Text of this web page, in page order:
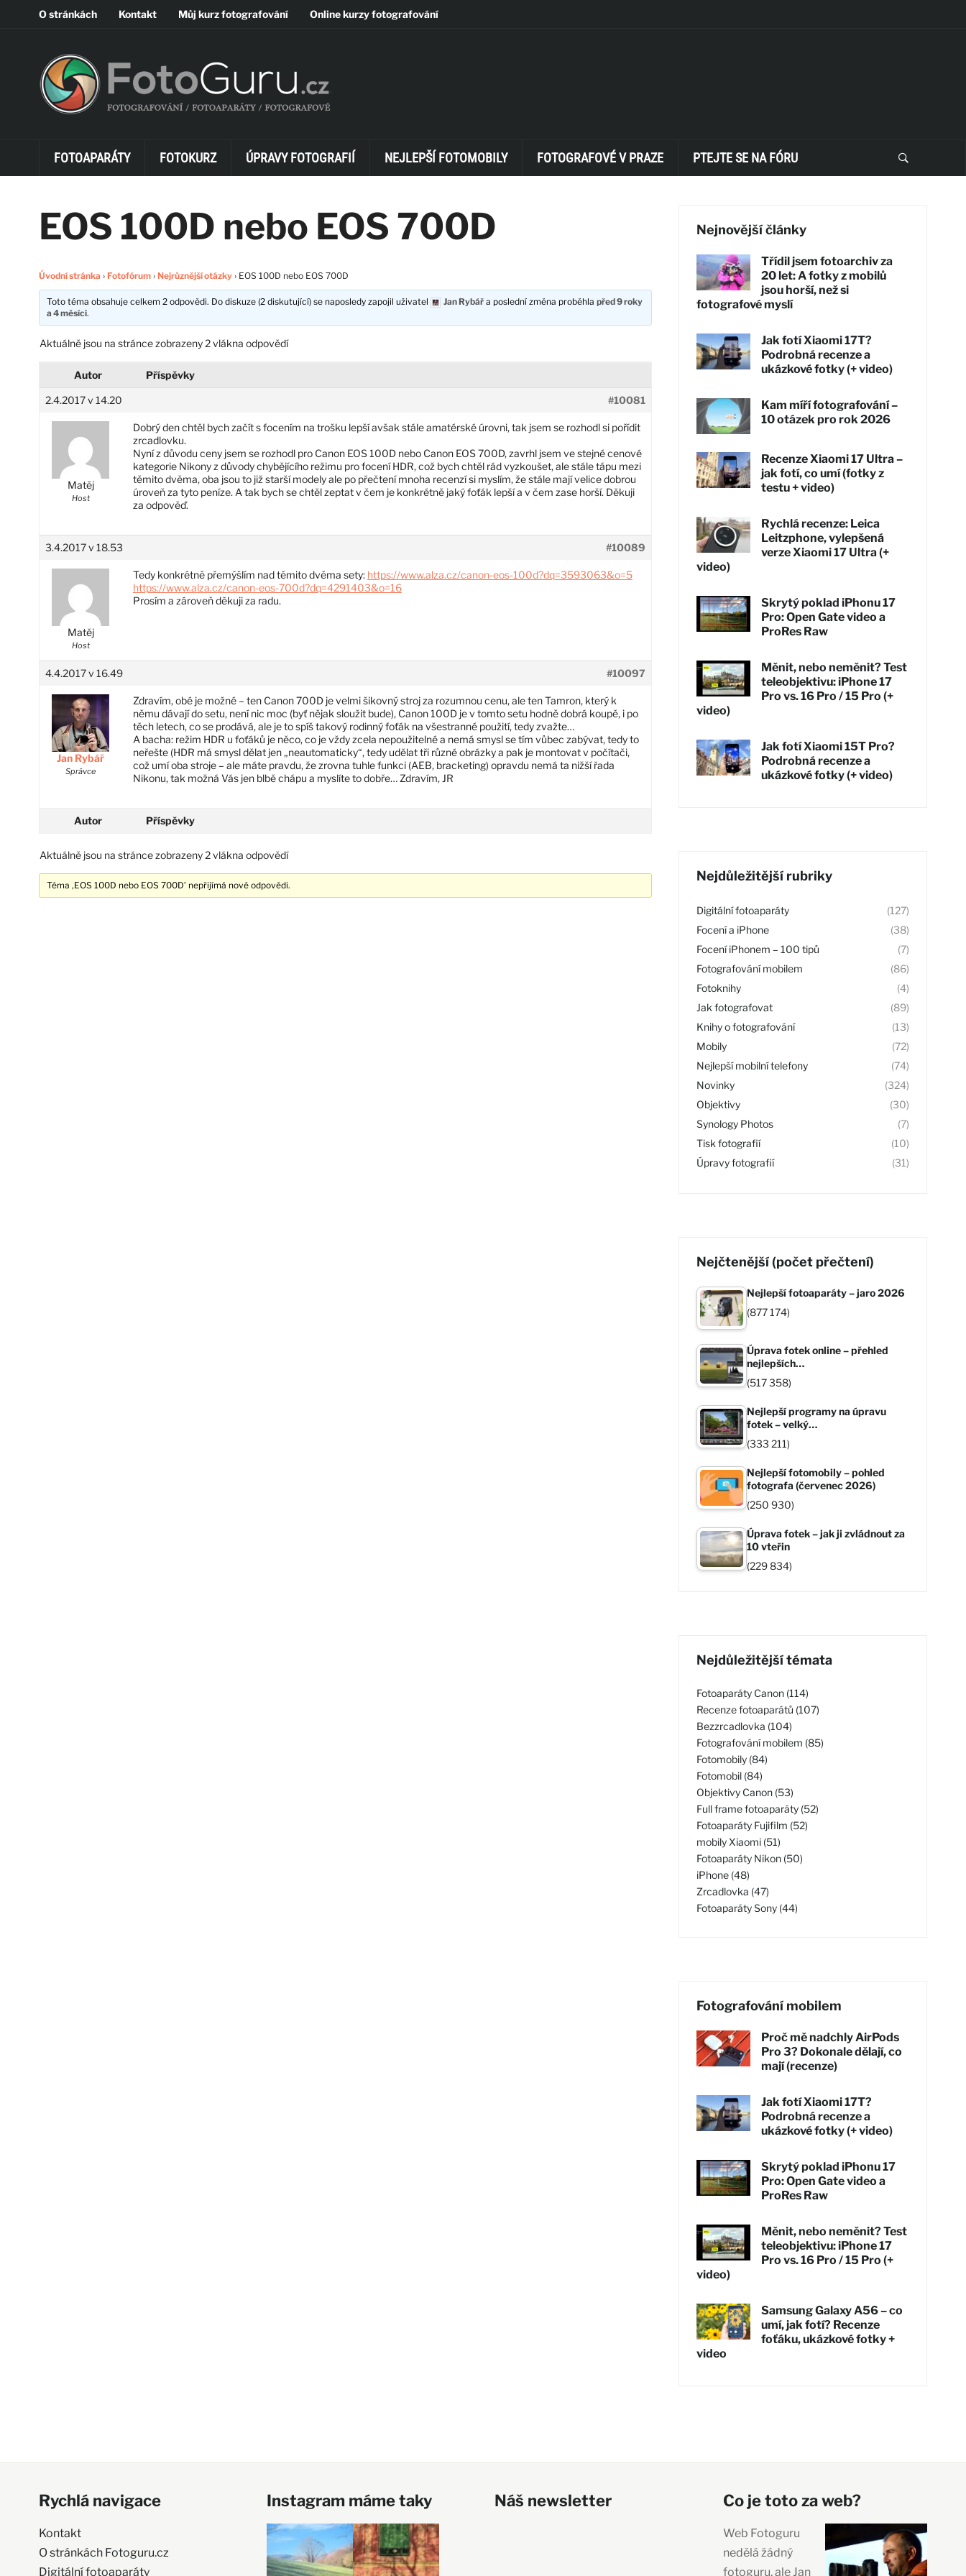
O stránkách Kontakt Můj kurz fotografování Online kurzy fotografování
FOTOAPARÁTY FOTOKURZ ÚPRAVY FOTOGRAFIÍ NEJLEPŠÍ FOTOMOBILY FOTOGRAFOVÉ V PRAZE PTEJTE SE NA FÓRU
EOS 100D nebo EOS 700D
Úvodní stránka › Fotofórum › Nejrůznější otázky › EOS 100D nebo EOS 700D
Toto téma obsahuje celkem 2 odpovědi. Do diskuze (2 diskutující) se naposledy zapojil uživatel Jan Rybář a poslední změna proběhlapřed 9 roky
a 4 měsíci.
Aktuálně jsou na stránce zobrazeny 2 vlákna odpovědí
Autor Příspěvky
2.4.2017 v 14.20 #10081
Matěj
Host
Dobrý den chtěl bych začít s focením na trošku lepší avšak stále amatérské úrovni, tak jsem se rozhodl si pořídit
zrcadlovku.
Nyní z důvodu ceny jsem se rozhodl pro Canon EOS 100D nebo Canon EOS 700D, zavrhl jsem ve stejné cenové
kategorie Nikony z důvody chybějícího režimu pro focení HDR, což bych chtěl rád vyzkoušet, ale stále tápu mezi
těmito dvěma, oba jsou to již starší modely ale po přečtení mnoha recenzí si myslím, že stále mají velice dobrou
úroveň za tyto peníze. A tak bych se chtěl zeptat v čem je konkrétně jaký foťák lepší a v čem zase horší. Děkuji
za odpověď.
3.4.2017 v 18.53 #10089
Matěj
Host
Tedy konkrétně přemýšlím nad těmito dvěma sety: https://www.alza.cz/canon-eos-100d?dq=3593063&o=5
https://www.alza.cz/canon-eos-700d?dq=4291403&o=16
Prosím a zároveň děkuji za radu.
4.4.2017 v 16.49 #10097
Jan Rybář
Správce
Zdravím, obé je možné – ten Canon 700D je velmi šikovný stroj za rozumnou cenu, ale ten Tamron, který k
němu dávají do setu, není nic moc (byť nějak sloužit bude), Canon 100D je v tomto setu hodně dobrá koupě, i po
těch letech, co se prodává, ale je to spíš takový rodinný foťák na všestranné použití, tedy zvažte…
A bacha: režim HDR u foťáků je něco, co je vždy zcela nepoužitelné a nemá smysl se tím vůbec zabývat, tedy to
neřešte (HDR má smysl dělat jen „neautomaticky“, tedy udělat tři různé obrázky a pak je montovat v počítači,
což umí oba stroje – ale máte pravdu, že zrovna tuhle funkci (AEB, bracketing) opravdu nemá ta nižší řada
Nikonu, tak možná Vás jen blbě chápu a myslíte to dobře… Zdravím, JR
Autor Příspěvky
Aktuálně jsou na stránce zobrazeny 2 vlákna odpovědí
Téma ‚EOS 100D nebo EOS 700D’ nepřijímá nové odpovědi.
Nejnovější články
Třídil jsem fotoarchiv za
20 let: A fotky z mobilů
jsou horší, než si
fotografové myslí
Jak fotí Xiaomi 17T?
Podrobná recenze a
ukázkové fotky (+ video)
Kam míří fotografování –
10 otázek pro rok 2026
Recenze Xiaomi 17 Ultra –
jak fotí, co umí (fotky z
testu + video)
Rychlá recenze: Leica
Leitzphone, vylepšená
verze Xiaomi 17 Ultra (+
video)
Skrytý poklad iPhonu 17
Pro: Open Gate video a
ProRes Raw
Měnit, nebo neměnit? Test
teleobjektivu: iPhone 17
Pro vs. 16 Pro / 15 Pro (+
video)
Jak fotí Xiaomi 15T Pro?
Podrobná recenze a
ukázkové fotky (+ video)
Nejdůležitější rubriky
Digitální fotoaparáty
(127)
Focení a iPhone
(38)
Focení iPhonem – 100 tipů
(7)
Fotografování mobilem
(86)
Fotoknihy
(4)
Jak fotografovat
(89)
Knihy o fotografování
(13)
Mobily
(72)
Nejlepší mobilní telefony
(74)
Novinky
(324)
Objektivy
(30)
Synology Photos
(7)
Tisk fotografií
(10)
Úpravy fotografií
(31)
Nejčtenější (počet přečtení)
Nejlepší fotoaparáty – jaro 2026
(877 174)
Úprava fotek online – přehled
nejlepších…
(517 358)
Nejlepší programy na úpravu
fotek – velký…
(333 211)
Nejlepší fotomobily – pohled
fotografa (červenec 2026)
(250 930)
Úprava fotek – jak ji zvládnout za
10 vteřin
(229 834)
Nejdůležitější témata
Fotoaparáty Canon (114)
Recenze fotoaparátů (107)
Bezzrcadlovka (104)
Fotografování mobilem (85)
Fotomobily (84)
Fotomobil (84)
Objektivy Canon (53)
Full frame fotoaparáty (52)
Fotoaparáty Fujifilm (52)
mobily Xiaomi (51)
Fotoaparáty Nikon (50)
iPhone (48)
Zrcadlovka (47)
Fotoaparáty Sony (44)
Fotografování mobilem
Proč mě nadchly AirPods
Pro 3? Dokonale dělají, co
mají (recenze)
Jak fotí Xiaomi 17T?
Podrobná recenze a
ukázkové fotky (+ video)
Skrytý poklad iPhonu 17
Pro: Open Gate video a
ProRes Raw
Měnit, nebo neměnit? Test
teleobjektivu: iPhone 17
Pro vs. 16 Pro / 15 Pro (+
video)
Samsung Galaxy A56 – co
umí, jak fotí? Recenze
foťáku, ukázkové fotky +
video
Rychlá navigace
Kontakt
O stránkách Fotoguru.cz
Digitální fotoaparáty
Instagram máme taky Náš newsletter Co je toto za web?
Web Fotoguru
nedělá žádný
fotoguru, ale Jan